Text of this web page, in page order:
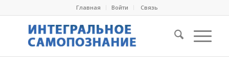
Главная Войти Cвязь